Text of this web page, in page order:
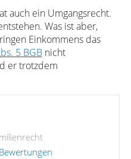
auch ein Umgangsrecht.
Was ist aber,
Einkommens das
5 BGBnicht
er trotzdem